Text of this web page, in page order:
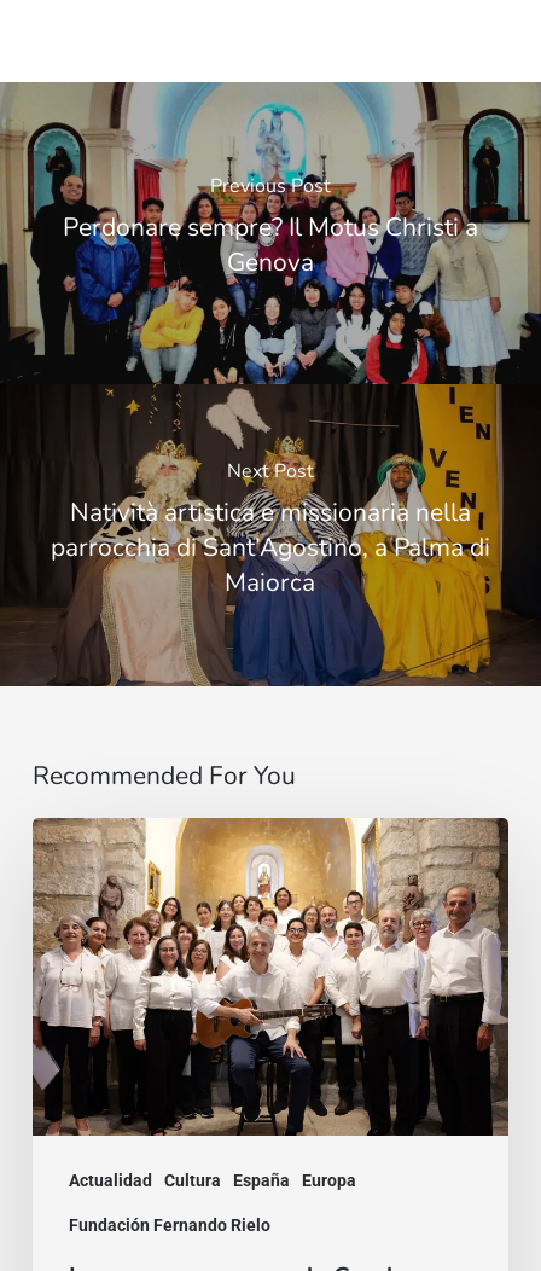
Previous Post
Perdonare sempre? Il Motus Christi a
Genova
Next Post
Natività artistica e missionaria nella
parrocchia di Sant’Agostino, a Palma di
Maiorca
Recommended For You
Actualidad Cultura España Europa
Fundación Fernando Rielo
La
voz
que
une:
nace
la
Coral
Fernando